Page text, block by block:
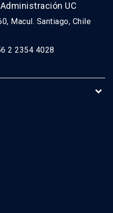
UC
Macul. Santiago, Chile
2 2354 4028